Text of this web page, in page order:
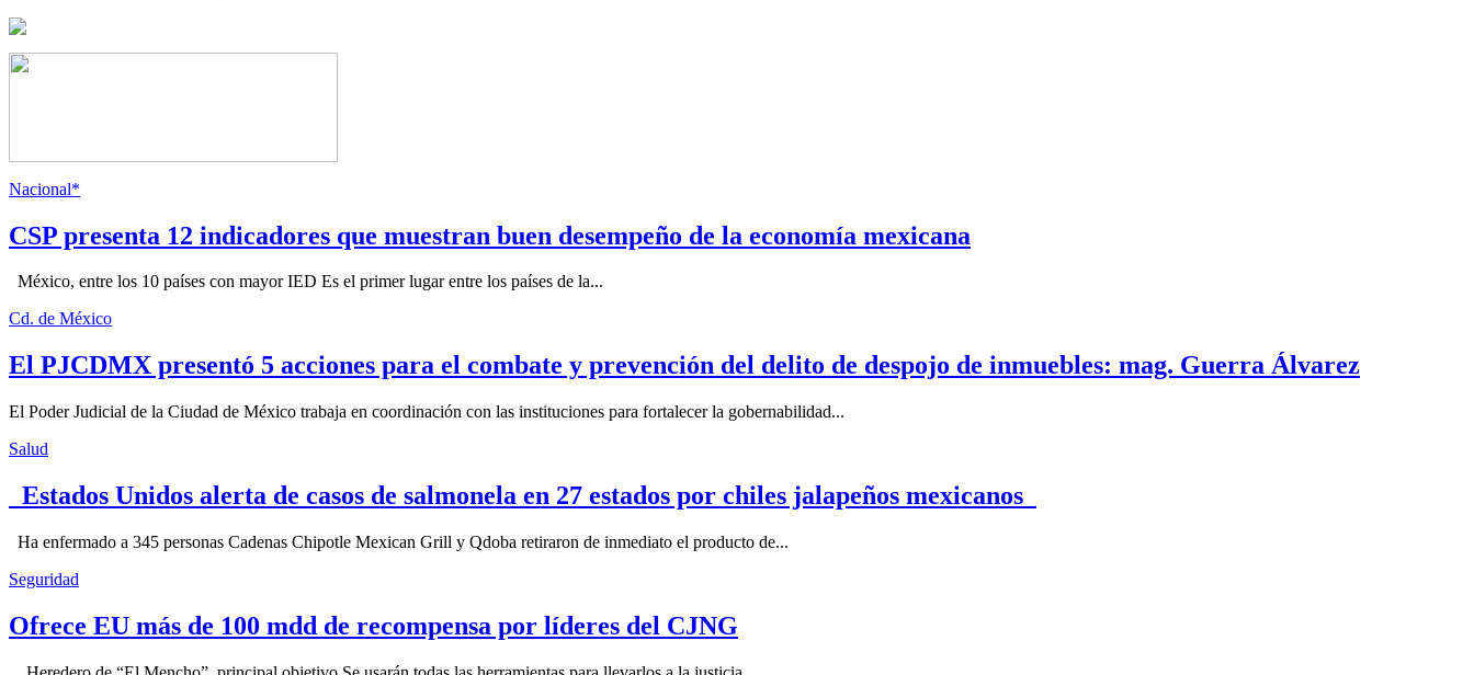
Nacional*
CSP presenta 12 indicadores que muestran buen desempeño de la economía mexicana
México, entre los 10 países con mayor IED Es el primer lugar entre los países de la...
Cd. de México
El PJCDMX presentó 5 acciones para el combate y prevención del delito de despojo de inmuebles: mag. Guerra Álvarez
El Poder Judicial de la Ciudad de México trabaja en coordinación con las instituciones para fortalecer la gobernabilidad...
Salud
Estados Unidos alerta de casos de salmonela en 27 estados por chiles jalapeños mexicanos
Ha enfermado a 345 personas Cadenas Chipotle Mexican Grill y Qdoba retiraron de inmediato el producto de...
Seguridad
Ofrece EU más de 100 mdd de recompensa por líderes del CJNG